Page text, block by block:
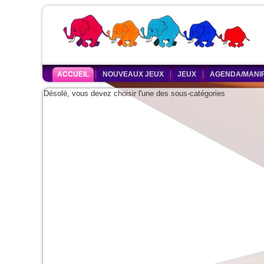
ACCUEIL NOUVEAUX JEUX JEUX AGENDA/
Désolé, vous devez choisir l'une des sous-catégories